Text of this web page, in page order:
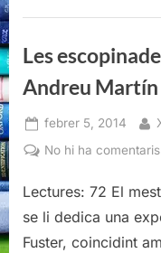
K.
Les
Andreu Martín
Posted
on
febrer 5, 2014
No hi ha comentarisa
Lectures: 72 El
se li dedica una
Fuster, coincidint